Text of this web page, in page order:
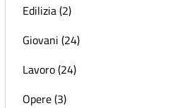
Edilizia (2)
Giovani (24)
Lavoro (24)
Opere (3)